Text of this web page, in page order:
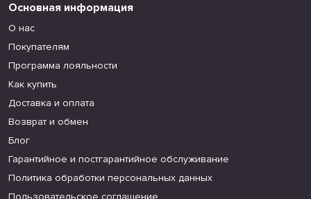
Основная информация
О нас
Покупателям
Программа лояльности
Как купить
Доставка и оплата
Возврат и обмен
Блог
Гарантийное и постгарантийное обслуживание
Политика обработки персональных данных
Пользовательское соглашение